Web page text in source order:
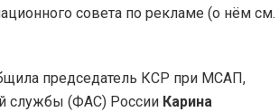
совета по рекламе (о нём см.
председатель КСР при МСАП,
службы (ФАС) России Карина